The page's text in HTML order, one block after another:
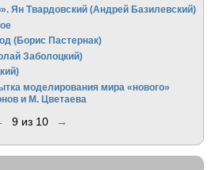
Ян Твардовский (Андрей Базилевский)
(Борис Пастернак)
Заболоцкий)
моделирования мира «нового»
и М. Цветаева
9 из 10 →